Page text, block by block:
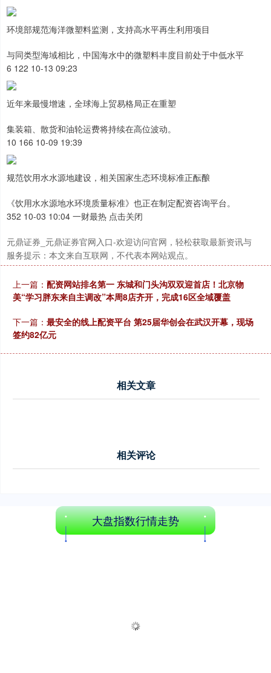
环境部规范海洋微塑料监测，支持高水平再生利用项目
与同类型海域相比，中国海水中的微塑料丰度目前处于中低水平
6 122 10-13 09:23
近年来最慢增速，全球海上贸易格局正在重塑
集装箱、散货和油轮运费将持续在高位波动。
10 166 10-09 19:39
规范饮用水水源地建设，相关国家生态环境标准正酝酿
《饮用水水源地水环境质量标准》也正在制定配资咨询平台。
352 10-03 10:04 一财最热 点击关闭
元鼎证券_元鼎证券官网入口-欢迎访问官网，轻松获取最新资讯与
服务提示：本文来自互联网，不代表本网站观点。
上一篇： 配资网站排名第一 东城和门头沟双双迎首店！北京物
美“学习胖东来自主调改”本周8店齐开，完成16区全域覆盖
下一篇： 最安全的线上配资平台 第25届华创会在武汉开幕，现场
签约82亿元
相关文章
相关评论
大盘指数行情走势